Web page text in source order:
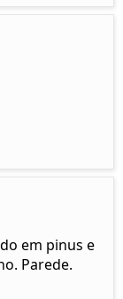
em pinus e
Parede.